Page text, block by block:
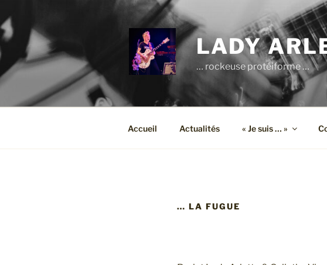
au
contenu
principal
LADY
… rockeuse protéiforme …
Accueil Actualités « Je suis … »
… LA FUGUE